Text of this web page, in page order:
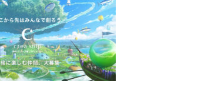
グランドオープン記念ランチコ
ースのご予約について